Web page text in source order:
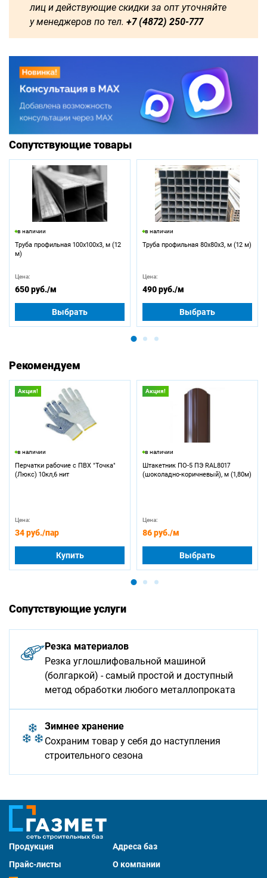
лиц и действующие скидки за опт уточняйте
у менеджеров по тел. +7 (4872) 250-777
4500 4750 5000 5250
Сопутствующие товары
в наличии
Труба профильная 100х100х3, м (12
м)
Цена:
650 руб./м
Выбрать
в наличии
Труба профильная 80х80х3, м (12 м)
Цена:
490 руб./м
Выбрать
Рекомендуем
Акция!
в наличии
Перчатки рабочие с ПВХ "Точка"
(Люкс) 10кл,6 нит
Цена:
34 руб./пар
Купить
Акция!
в наличии
Штакетник ПО-5 ПЭ RAL8017
(шоколадно-коричневый), м (1,80м)
Цена:
86 руб./м
Выбрать
Сопутствующие услуги
Резка материалов
Резка углошлифовальной машиной
(болгаркой) - самый простой и доступный
метод обработки любого металлопроката
Зимнее хранение
Сохраним товар у себя до наступления
строительного сезона
Продукция
Адреса баз
Прайс-листы
О компании